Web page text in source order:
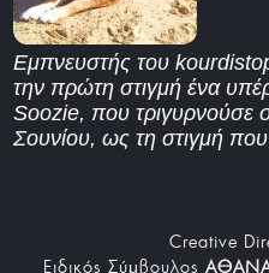
Εμπνευστής του
την πρώτη στιγμή ένα
Soozie, που τριγυρνούσε
Σουνίου, ως τη στιγμή
Creative
Ειδικός Σύμβουλος